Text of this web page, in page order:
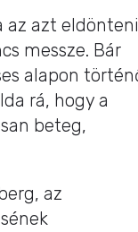
az azt eldönteni
messze. Bár
alapon
rá, hogy a
beteg,
az